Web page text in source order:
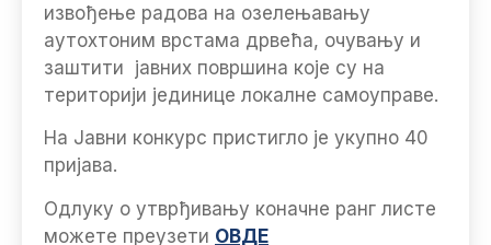
извођење радова на озелењавању
аутохтоним врстама дрвећа, очувању и
заштити јавних површина које су на
територији јединице локалне самоуправе.
На Јавни конкурс пристигло је укупно 40
пријава.
Одлуку о утврђивању коначне ранг листе
можете преузети ОВДЕ